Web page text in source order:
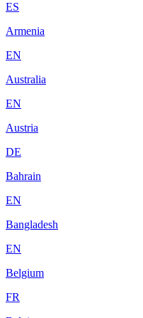
ES
Armenia
EN
Australia
EN
Austria
DE
Bahrain
EN
Bangladesh
EN
Belgium
FR